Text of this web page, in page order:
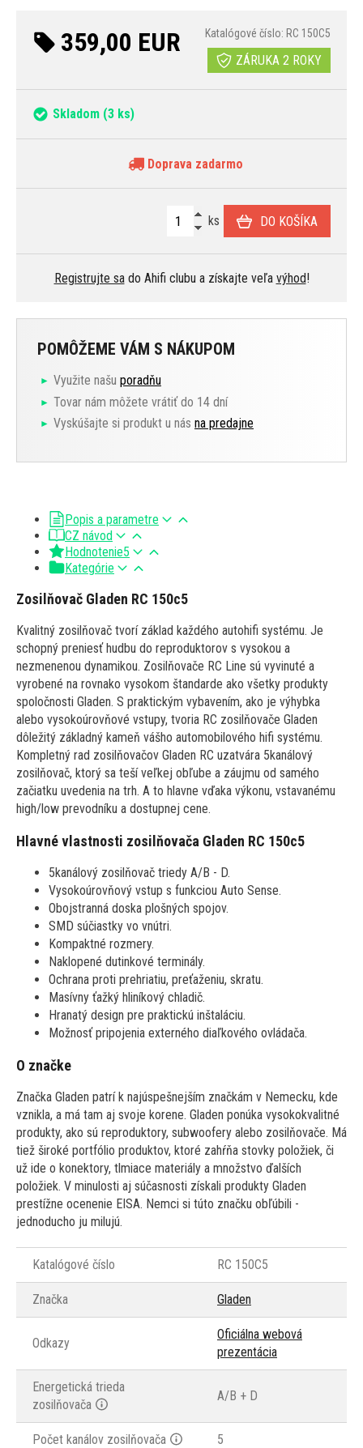
359,00 EUR Katalógové číslo: RC 150C5
ZÁRUKA 2 ROKY
Skladom (3 ks)
Doprava zadarmo
ks DO KOŠÍKA
Registrujte sado Ahifi clubu a získajte veľa výhod!
POMÔŽEME VÁM S NÁKUPOM
Využite našu poradňu
Tovar nám môžete vrátiť do 14 dní
Vyskúšajte si produkt u nás na predajne
Popis a parametre
CZ návod
Hodnotenie5
Kategórie
Zosilňovač Gladen RC 150c5
Kvalitný zosilňovač tvorí základ každého autohifi systému. Je
schopný preniesť hudbu do reproduktorov s vysokou a
nezmenenou dynamikou. Zosilňovače RC Line sú vyvinuté a
vyrobené na rovnako vysokom štandarde ako všetky produkty
spoločnosti Gladen. S praktickým vybavením, ako je výhybka
alebo vysokoúrovňové vstupy, tvoria RC zosilňovače Gladen
dôležitý základný kameň vášho automobilového hifi systému.
Kompletný rad zosilňovačov Gladen RC uzatvára 5kanálový
zosilňovač, ktorý sa teší veľkej obľube a záujmu od samého
začiatku uvedenia na trh. A to hlavne vďaka výkonu, vstavanému
high/low prevodníku a dostupnej cene.
Hlavné vlastnosti zosilňovača Gladen RC 150c5
5kanálový zosilňovač triedy A/B - D.
Vysokoúrovňový vstup s funkciou Auto Sense.
Obojstranná doska plošných spojov.
SMD súčiastky vo vnútri.
Kompaktné rozmery.
Naklopené dutinkové terminály.
Ochrana proti prehriatiu, preťaženiu, skratu.
Masívny ťažký hliníkový chladič.
Hranatý design pre praktickú inštaláciu.
Možnosť pripojenia externého diaľkového ovládača.
O značke
Značka Gladen patrí k najúspešnejším značkám v Nemecku, kde
vznikla, a má tam aj svoje korene. Gladen ponúka vysokokvalitné
produkty, ako sú reproduktory, subwoofery alebo zosilňovače. Má
tiež široké portfólio produktov, ktoré zahŕňa stovky položiek, či
už ide o konektory, tlmiace materiály a množstvo ďalších
položiek. V minulosti aj súčasnosti získali produkty Gladen
prestížne ocenenie EISA. Nemci si túto značku obľúbili -
jednoducho ju milujú.
Katalógové číslo RC 150C5
Značka Gladen
Odkazy
Oficiálna webová
prezentácia
Energetická trieda
zosilňovača
A/B + D
Počet kanálov zosilňovača 5